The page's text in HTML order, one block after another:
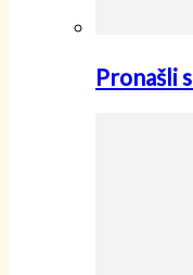
Pronašli